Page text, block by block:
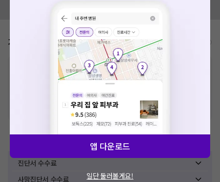
가격표 비급여/급여 진료란?
비급여 항목의 경우, 추가비용 등으로 실제 가격과 상이할 수 있으니, 정확
한 가격은 해당 의료기관에 직접 문의해주세요.
급여 항목의 경우, 건강보험심사평가원
에 고지되어 있는 급여 진료 기준 가
격입니다. (진료와 연관된 복합적인 비용이 추가되어, 병원마다 금액이 다르게
산정될 수 있는 점 참고 바랍니다.)
VAT 포함
진단서 수수료
사망진단서 수수료
앱 다운로드
일단 둘러볼게요!